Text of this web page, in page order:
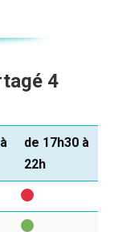
4
de 17h30 à
22h